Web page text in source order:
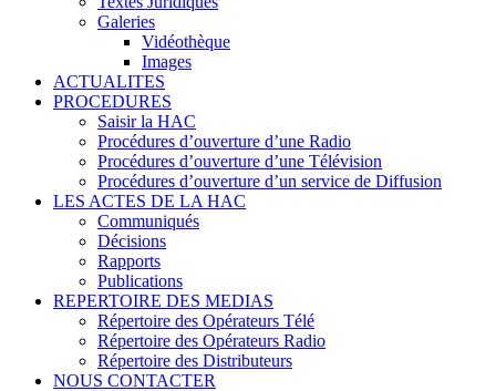
Galeries
Vidéothèque
Images
ACTUALITES
PROCEDURES
Saisir la HAC
Procédures d’ouverture d’une Radio
Procédures d’ouverture d’une Télévision
Procédures d’ouverture d’un service de Diffusion
LES ACTES DE LA HAC
Communiqués
Décisions
Rapports
Publications
REPERTOIRE DES MEDIAS
Répertoire des Opérateurs Télé
Répertoire des Opérateurs Radio
Répertoire des Distributeurs
NOUS CONTACTER